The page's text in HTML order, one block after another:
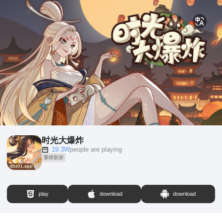
时光大爆炸
19.3Wpeople are playing
重磅新游
play download download
English